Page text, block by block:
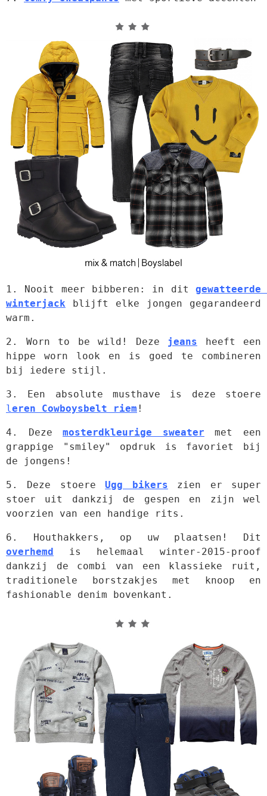
1. Nooit meer bibberen: in dit gewatteerde
winterjack blijft elke jongen gegarandeerd
warm.
2. Worn to be wild! Deze jeans heeft een
hippe worn look en is goed te combineren
bij iedere stijl.
leren Cowboysbelt riem !
4. Deze mosterdkleurige sweater met een
grappige "smiley" opdruk is favoriet bij
de jongens!
5. Deze stoere Ugg bikers zien er super
stoer uit dankzij de gespen en zijn wel
voorzien van een handige rits.
overhemd is helemaal winter-2015-proof
dankzij de combi van een klassieke ruit,
traditionele borstzakjes met knoop en
fashionable denim bovenkant.